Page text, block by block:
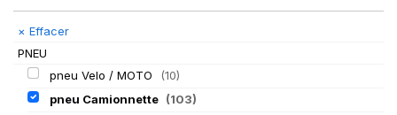
× Effacer
PNEU
pneu Velo / MOTO
(10)
pneu Camionnette (103)